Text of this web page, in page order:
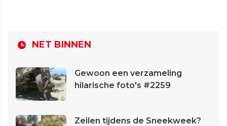
NET BINNEN
Gewoon een verzameling
hilarische foto's #2259
Zeilen tijdens de Sneekweek?